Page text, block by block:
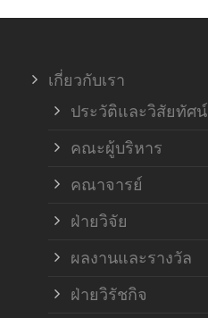
เกี่ยวกับเรา
ประวัติและวิสัยทัศน์
คณะผู้บริหาร
คณาจารย์
ฝ่ายวิจัย
ผลงานและรางวัล
ฝ่ายวิรัชกิจ